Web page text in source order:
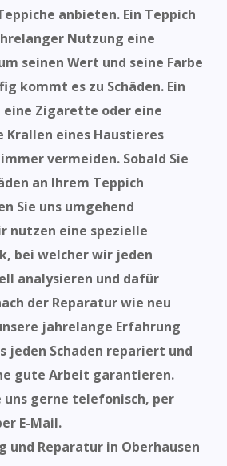
anbieten. Ein Teppich
Nutzung eine
seinen Wert und seine Farbe
kommt es zu Schäden. Ein
eine Zigarette oder eine
Krallen eines Haustieres
vermeiden. Sobald Sie
an Ihrem Teppich
Sie uns umgehend
nutzen eine spezielle
bei welcher wir jeden
analysieren und dafür
der Reparatur wie neu
jahrelange Erfahrung
jeden Schaden repariert und
gute Arbeit garantieren.
gerne telefonisch, per
E-Mail.
und Reparatur in Oberhausen